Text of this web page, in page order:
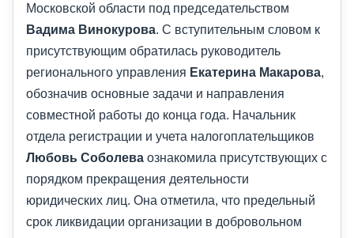
Московской области под председательством
Вадима Винокурова. С вступительным словом к
присутствующим обратилась руководитель
регионального управления Екатерина Макарова,
обозначив основные задачи и направления
совместной работы до конца года. Начальник
отдела регистрации и учета налогоплательщиков
Любовь Соболева ознакомила присутствующих с
порядком прекращения деятельности
юридических лиц. Она отметила, что предельный
срок ликвидации организации в добровольном